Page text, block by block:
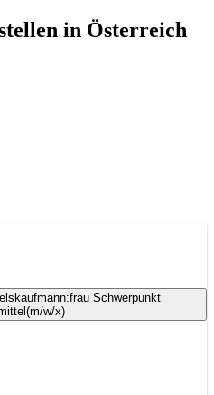
in Österreich
Schwerpunkt
(m/w/x)